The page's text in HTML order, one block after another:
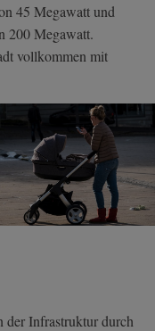
45 Megawatt und
200 Megawatt.
vollkommen mit
der Infrastruktur durch